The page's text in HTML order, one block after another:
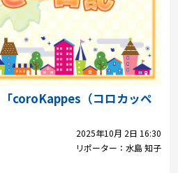
愛の募金
coroKappes（コロカッペ
2025年10月 2日 16:30
リポーター： 水島 知子